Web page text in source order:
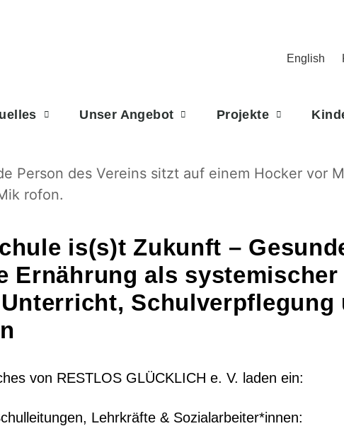
English
Unser Angebot Projekte
is(s)t Zukunft –
Ernährung als systemischer
Schulverpflegung
von RESTLOS GLÜCKLICH e. V. laden ein:
Lehrkräfte & Sozialarbeiter*innen: